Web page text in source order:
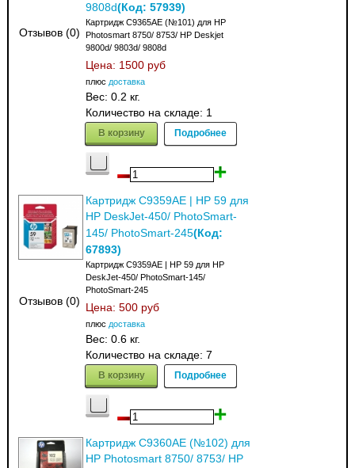
Отзывов (0)
9808d(Код:57939)
Картридж C9365AE (№101) для HP
Photosmart 8750/ 8753/ HP Deskjet
9800d/ 9803d/ 9808d
Цена: 1500 руб
плюс доставка
Вес:0.2 кг.
Количество на складе: 1
В корзину Подробнее
Отзывов (0)
Картридж C9359AE | HP 59 для
HP DeskJet-450/ PhotoSmart-
145/ PhotoSmart-245(Код:
67893)
Картридж C9359AE | HP 59 для HP
DeskJet-450/ PhotoSmart-145/
PhotoSmart-245
Цена:500 руб
плюс доставка
Вес:0.6 кг.
Количество на складе:7
В корзину Подробнее
Картридж C9360AE (№102) для
HP Photosmart 8750/ 8753/ HP